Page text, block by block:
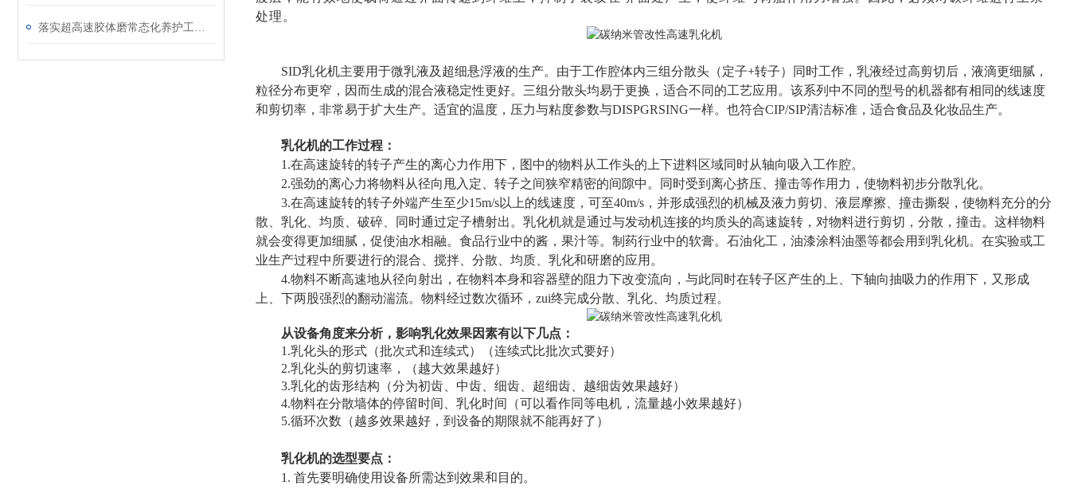
处理。
SID乳化机主要用于微乳液及超细悬浮液的生产。由于工作腔体内三组分散头（定子+转子）同时工作，乳液经过高剪切后，液滴更细腻，
粒径分布更窄，因而生成的混合液稳定性更好。三组分散头均易于更换，适合不同的工艺应用。该系列中不同的型号的机器都有相同的线速度
和剪切率，非常易于扩大生产。适宜的温度，压力与粘度参数与DISPGRSING一样。也符合CIP/SIP清洁标准，适合食品及化妆品生产。
乳化机的工作过程：
1.在高速旋转的转子产生的离心力作用下，图中的物料从工作头的上下进料区域同时从轴向吸入工作腔。
2.强劲的离心力将物料从径向甩入定、转子之间狭窄精密的间隙中。同时受到离心挤压、撞击等作用力，使物料初步分散乳化。
3.在高速旋转的转子外端产生至少15m/s以上的线速度，可至40m/s，并形成强烈的机械及液力剪切、液层摩擦、撞击撕裂，使物料充分的分
散、乳化、均质、破碎、同时通过定子槽射出。乳化机就是通过与发动机连接的均质头的高速旋转，对物料进行剪切，分散，撞击。这样物料
就会变得更加细腻，促使油水相融。食品行业中的酱，果汁等。制药行业中的软膏。石油化工，油漆涂料油墨等都会用到乳化机。在实验或工
业生产过程中所要进行的混合、搅拌、分散、均质、乳化和研磨的应用。
4.物料不断高速地从径向射出，在物料本身和容器壁的阻力下改变流向，与此同时在转子区产生的上、下轴向抽吸力的作用下，又形成
上、下两股强烈的翻动湍流。物料经过数次循环，zui终完成分散、乳化、均质过程。
从设备角度来分析，影响乳化效果因素有以下几点：
1.乳化头的形式（批次式和连续式）（连续式比批次式要好）
2.乳化头的剪切速率，（越大效果越好）
3.乳化的齿形结构（分为初齿、中齿、细齿、超细齿、越细齿效果越好）
4.物料在分散墙体的停留时间、乳化时间（可以看作同等电机，流量越小效果越好）
5.循环次数（越多效果越好，到设备的期限就不能再好了）
乳化机的选型要点：
1. 首先要明确使用设备所需达到效果和目的。